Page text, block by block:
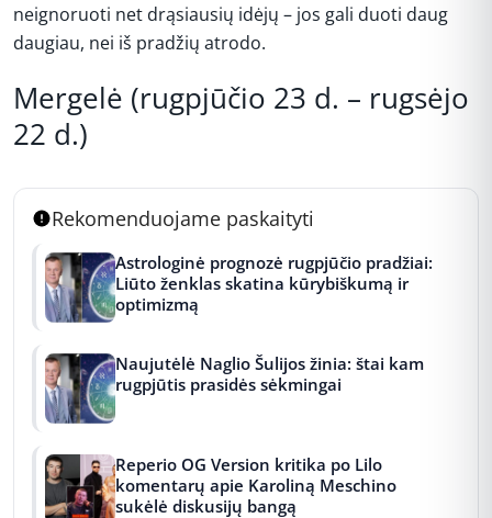
neignoruoti net drąsiausių idėjų – jos gali duoti daug
daugiau, nei iš pradžių atrodo.
Mergelė (rugpjūčio 23 d. – rugsėjo
22 d.)
Rekomenduojame paskaityti
Astrologinė prognozė rugpjūčio pradžiai:
Liūto ženklas skatina kūrybiškumą ir
optimizmą
Naujutėlė Naglio Šulijos žinia: štai kam
rugpjūtis prasidės sėkmingai
Reperio OG Version kritika po Lilo
komentarų apie Karoliną Meschino
sukėlė diskusijų bangą